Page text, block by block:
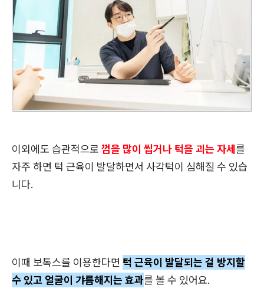
이외에도 습관적으로 껌을 많이 씹거나 턱을 괴는 자세를
자주 하면 턱 근육이 발달하면서 사각턱이 심해질 수 있습
니다.
이때 보톡스를 이용한다면 턱 근육이 발달되는 걸 방지할
수 있고 얼굴이 갸름해지는 효과를 볼 수 있어요.